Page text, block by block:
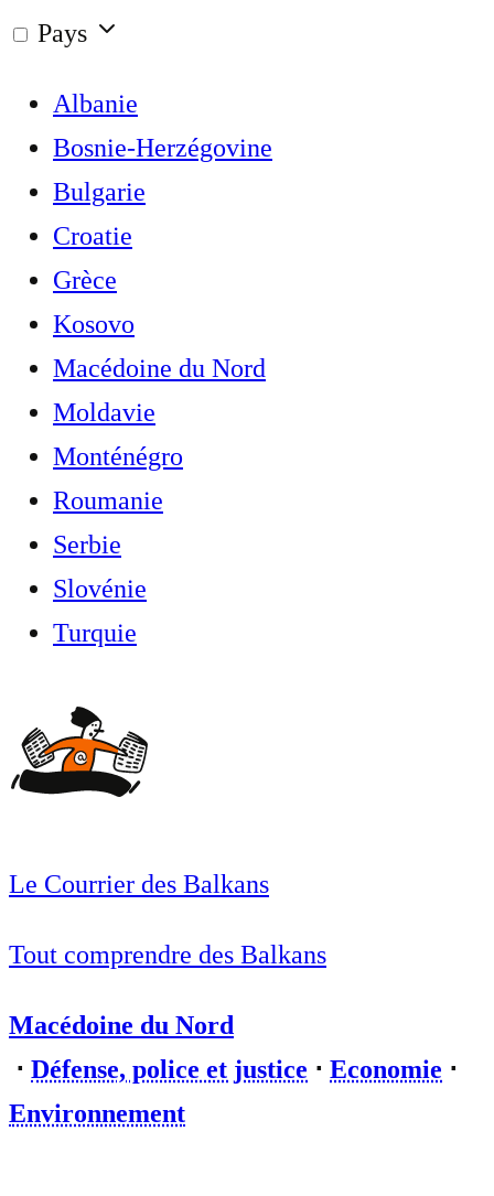
Pays
Albanie
Bosnie-Herzégovine
Bulgarie
Croatie
Grèce
Kosovo
Macédoine du Nord
Moldavie
Monténégro
Roumanie
Serbie
Slovénie
Turquie
Le Courrier des Balkans
Tout comprendre des Balkans
Macédoine du Nord
⋅ Défense, police et justice ⋅ Economie ⋅
Environnement